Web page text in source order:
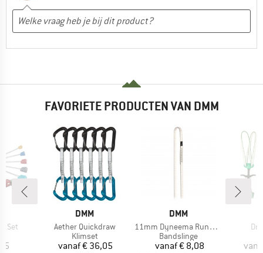
FAVORIETE PRODUCTEN VAN DMM
Set
MERK
DMM
Artikel
Aether Quickdraw
Productgroep
Klimset
Prijs
vanaf€ 36,05
MERK
DMM
Artikel
11mm Dyneema Rundschlinge
Productgroep
Bandslinge
Prijs
vanaf€ 8,08